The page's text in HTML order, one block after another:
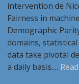
intervention de
Fairness in
Demographic
domains,
data take pivotal
a daily basis.…